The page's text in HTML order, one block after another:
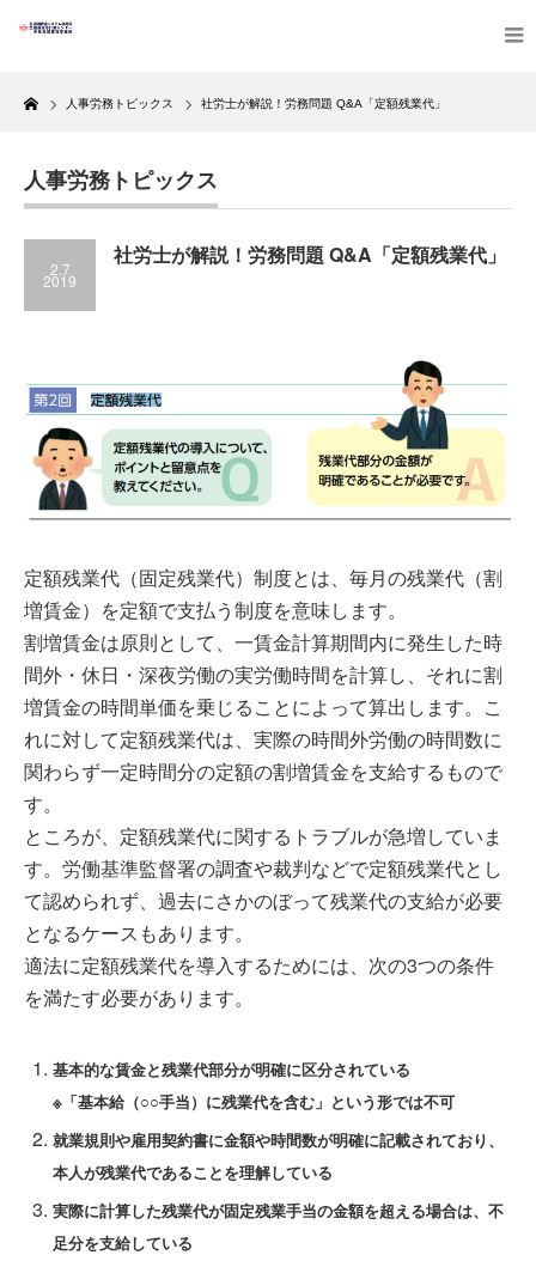
Home
人事労務トピックス 社労士が解説！労務問題 Q&A「定額残業代」
人事労務トピックス
2.7
2019
社労士が解説！労務問題 Q&A「定額残業代」
定額残業代（固定残業代）制度とは、毎月の残業代（割
増賃金）を定額で支払う制度を意味します。
割増賃金は原則として、一賃金計算期間内に発生した時
間外・休日・深夜労働の実労働時間を計算し、それに割
増賃金の時間単価を乗じることによって算出します。こ
れに対して定額残業代は、実際の時間外労働の時間数に
関わらず一定時間分の定額の割増賃金を支給するもので
す。
ところが、定額残業代に関するトラブルが急増していま
す。労働基準監督署の調査や裁判などで定額残業代とし
て認められず、過去にさかのぼって残業代の支給が必要
となるケースもあります。
適法に定額残業代を導入するためには、次の3つの条件
を満たす必要があります。
基本的な賃金と残業代部分が明確に区分されている
※「基本給（○○手当）に残業代を含む」という形では不可
就業規則や雇用契約書に金額や時間数が明確に記載されており、
本人が残業代であることを理解している
実際に計算した残業代が固定残業手当の金額を超える場合は、不
足分を支給している